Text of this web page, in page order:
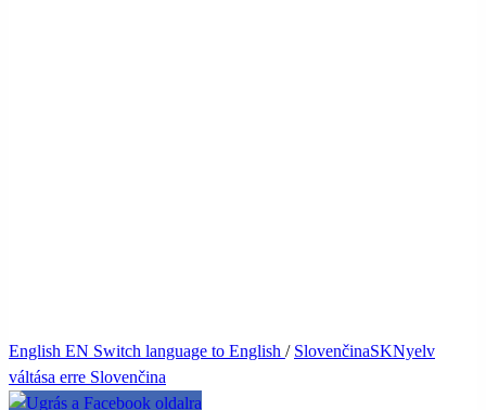
English EN Switch language to English / SlovenčinaSKNyelv
váltása erre Slovenčina